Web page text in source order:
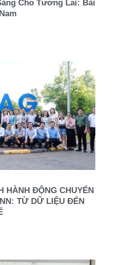
Cho Tương Lai: Bài
HÀNH ĐỘNG CHUYỂN
TỪ DỮ LIỆU ĐẾN